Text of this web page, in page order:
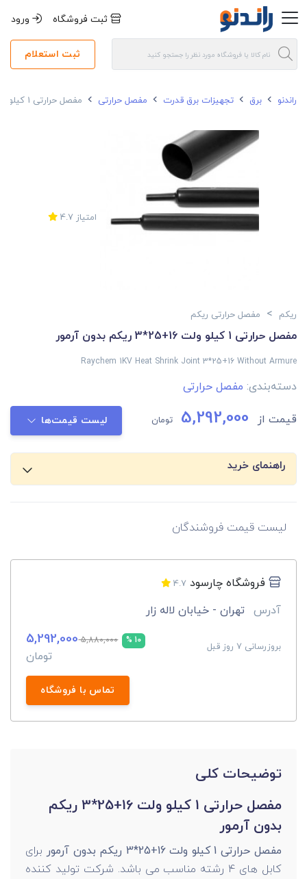
ثبت فروشگاه ورود
ثبت استعلام
راندنو برق تجهیزات برق قدرت مفصل حرارتی مفصل حرارتی 1 کیلو ولت 16+25*3 ریکم بدون آرمور
امتیاز 4.7
ریکم > مفصل حرارتی ریکم
مفصل حرارتی 1 کیلو ولت 16+25*3 ریکم بدون آرمور
Raychem 1KV Heat Shrink Joint 3*25+16 Without Armure
دسته‌بندی: مفصل حرارتی
قیمت از 5,292,000 تومان لیست قیمت‌ها
راهنمای خرید
لیست قیمت فروشندگان
فروشگاه چارسود 4.7
آدرس تهران - خیابان لاله زار
بروزرسانی 7 روز قبل
10 %
5,880,000
5,292,000
تومان
تماس با فروشگاه
توضیحات کلی
مفصل حرارتی 1 کیلو ولت 16+25*3 ریکم
بدون آرمور
مفصل حرارتی 1 کیلو ولت 16+25*3 ریکم بدون آرمور
برای
کابل های 4 رشته مناسب می باشد. شرکت تولید کننده